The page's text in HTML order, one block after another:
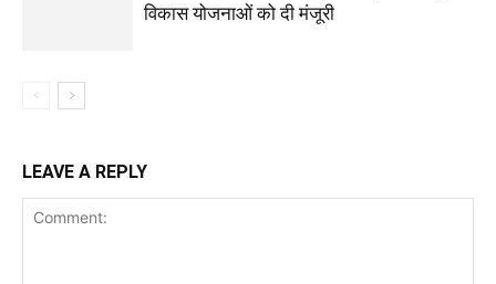
विकास योजनाओं को दी मंजूरी
LEAVE A REPLY